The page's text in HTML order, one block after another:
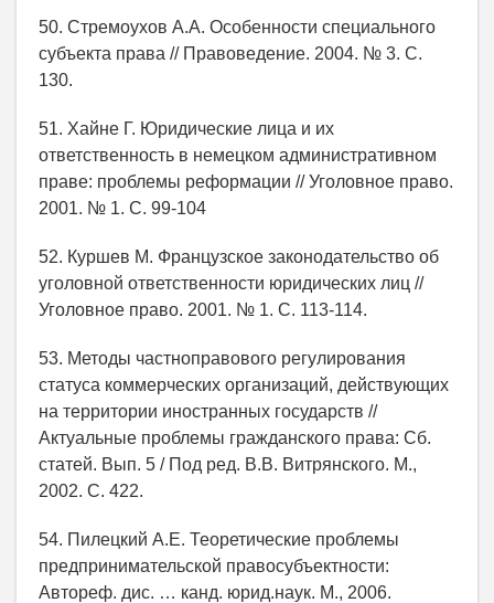
50. Стремоухов А.А. Особенности специального
субъекта права // Правоведение. 2004. № 3. С.
130.
51. Хайне Г. Юридические лица и их
ответственность в немецком административном
праве: проблемы реформации // Уголовное право.
2001. № 1. С. 99-104
52. Куршев М. Французское законодательство об
уголовной ответственности юридических лиц //
Уголовное право. 2001. № 1. С. 113-114.
53. Методы частноправового регулирования
статуса коммерческих организаций, действующих
на территории иностранных государств //
Актуальные проблемы гражданского права: Сб.
статей. Вып. 5 / Под ред. В.В. Витрянского. М.,
2002. С. 422.
54. Пилецкий А.Е. Теоретические проблемы
предпринимательской правосубъектности:
Автореф. дис. … канд. юрид.наук. М., 2006.